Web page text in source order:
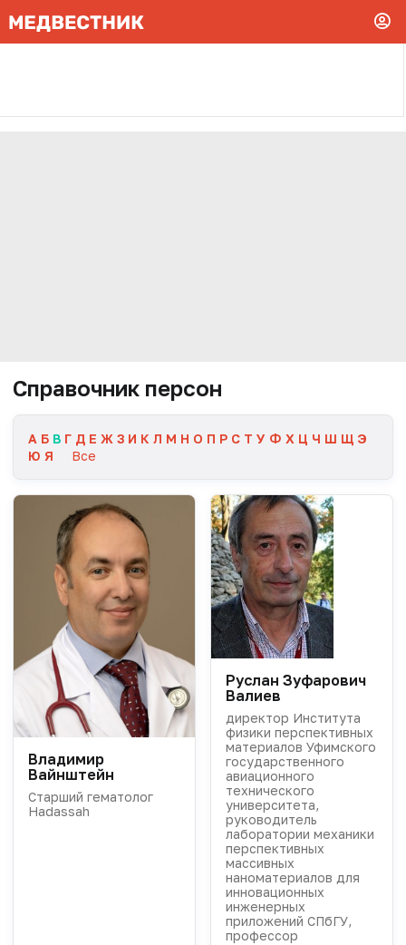
Справочник персон
А Б В Г Д Е Ж З И К Л М Н О П Р С Т У Ф Х Ц Ч Ш Щ Э
Ю Я Все
Владимир
Вайнштейн
Старший гематолог
Hadassah
Руслан Зуфарович
Валиев
директор Института
физики перспективных
материалов Уфимского
государственного
авиационного
технического
университета,
руководитель
лаборатории механики
перспективных
массивных
наноматериалов для
инновационных
инженерных
приложений СПбГУ,
профессор